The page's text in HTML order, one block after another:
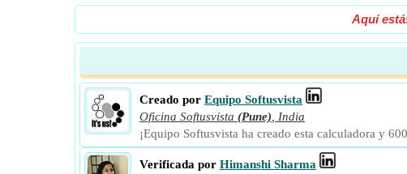
Aquí
Creado por Equipo Softusvista
Oficina Softusvista (Pune)
India
¡Equipo Softusvista ha creado esta calculadora y
Verificada por Himanshi Sharma